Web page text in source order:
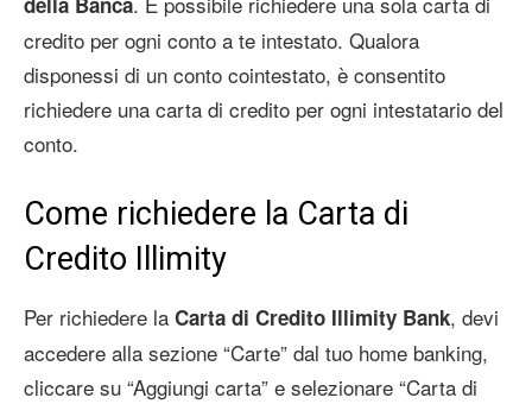
credito per ogni conto a te intestato. Qualora
disponessi di un conto cointestato, è consentito
richiedere una carta di credito per ogni intestatario del
conto.
Come richiedere la Carta di
Credito Illimity
Per richiedere la Carta di Credito Illimity Bank, devi
accedere alla sezione “Carte” dal tuo home banking,
cliccare su “Aggiungi carta” e selezionare “Carta di